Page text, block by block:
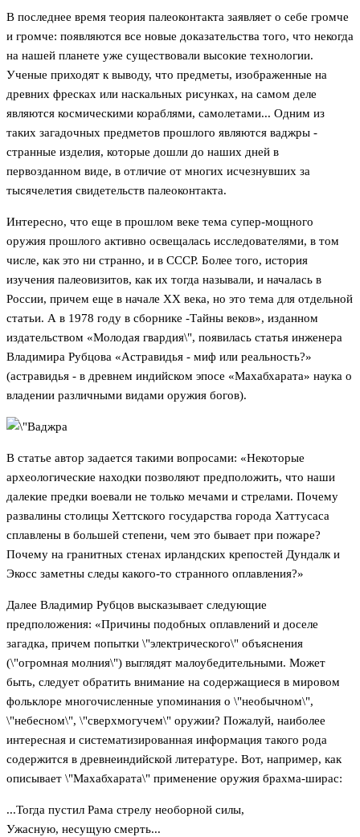
В последнее время теория палеоконтакта заявляет о себе громче
и громче: появляются все новые доказательства того, что некогда
на нашей планете уже существовали высокие технологии.
Ученые приходят к выводу, что предметы, изображенные на
древних фресках или наскальных рисунках, на самом деле
являются космическими кораблями, самолетами... Одним из
таких загадочных предметов прошлого являются ваджры -
странные изделия, которые дошли до наших дней в
первозданном виде, в отличие от многих исчезнувших за
тысячелетия свидетельств палеоконтакта.
Интересно, что еще в прошлом веке тема супер-мощного
оружия прошлого активно освещалась исследователями, в том
числе, как это ни странно, и в СССР. Более того, история
изучения палеовизитов, как их тогда называли, и началась в
России, причем еще в начале XX века, но это тема для отдельной
статьи. А в 1978 году в сборнике -Тайны веков», изданном
издательством «Молодая гвардия\", появилась статья инженера
Владимира Рубцова «Астравидья - миф или реальность?»
(астравидья - в древнем индийском эпосе «Махабхарата» наука о
владении различными видами оружия богов).
В статье автор задается такими вопросами: «Некоторые
археологические находки позволяют предположить, что наши
далекие предки воевали не только мечами и стрелами. Почему
развалины столицы Хеттского государства города Хаттусаса
сплавлены в большей степени, чем это бывает при пожаре?
Почему на гранитных стенах ирландских крепостей Дундалк и
Экосс заметны следы какого-то странного оплавления?»
Далее Владимир Рубцов высказывает следующие
предположения: «Причины подобных оплавлений и доселе
загадка, причем попытки \"электрического\" объяснения
(\"огромная молния\") выглядят малоубедительными. Может
быть, следует обратить внимание на содержащиеся в мировом
фольклоре многочисленные упоминания о \"необычном\",
\"небесном\", \"сверхмогучем\" оружии? Пожалуй, наиболее
интересная и систематизированная информация такого рода
содержится в древнеиндийской литературе. Вот, например, как
описывает \"Махабхарата\" применение оружия брахма-ширас:
...Тогда пустил Рама стрелу необорной силы,
Ужасную, несущую смерть...